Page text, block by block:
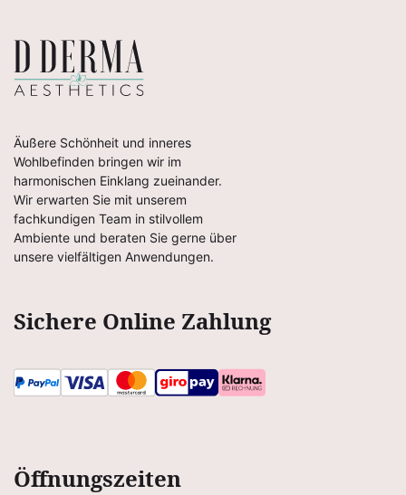
Äußere Schönheit und inneres
Wohlbefinden bringen wir im
harmonischen Einklang zueinander.
Wir erwarten Sie mit unserem
fachkundigen Team in stilvollem
Ambiente und beraten Sie gerne über
unsere vielfältigen Anwendungen.
Sichere Online Zahlung
Öffnungszeiten